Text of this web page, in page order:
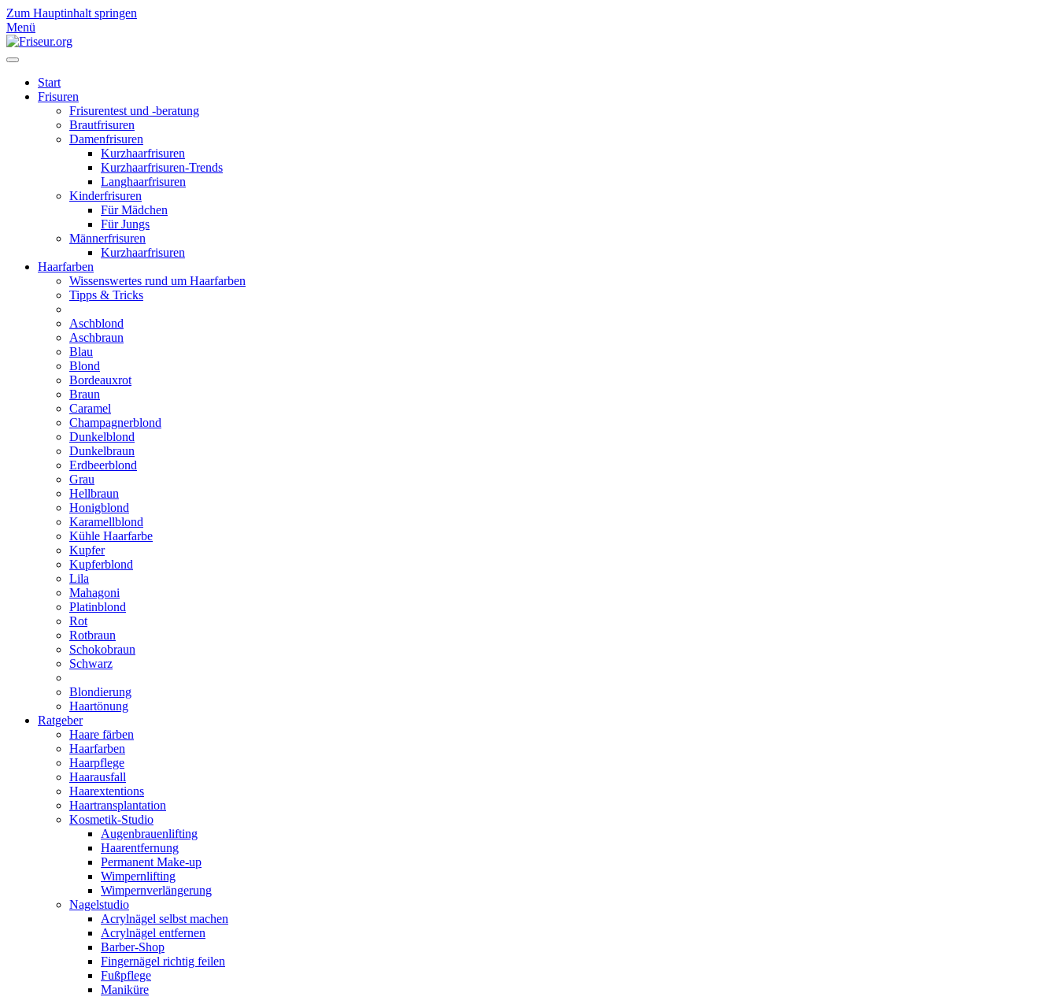
Zum Hauptinhalt springen
Menü
Start
Frisuren
Frisurentest und -beratung
Brautfrisuren
Damenfrisuren
Kurzhaarfrisuren
Kurzhaarfrisuren-Trends
Langhaarfrisuren
Kinderfrisuren
Für Mädchen
Für Jungs
Männerfrisuren
Kurzhaarfrisuren
Haarfarben
Wissenswertes rund um Haarfarben
Tipps & Tricks
Aschblond
Aschbraun
Blau
Blond
Bordeauxrot
Braun
Caramel
Champagnerblond
Dunkelblond
Dunkelbraun
Erdbeerblond
Grau
Hellbraun
Honigblond
Karamellblond
Kühle Haarfarbe
Kupfer
Kupferblond
Lila
Mahagoni
Platinblond
Rot
Rotbraun
Schokobraun
Schwarz
Blondierung
Haartönung
Ratgeber
Haare färben
Haarfarben
Haarpflege
Haarausfall
Haarextentions
Haartransplantation
Kosmetik-Studio
Augenbrauenlifting
Haarentfernung
Permanent Make-up
Wimpernlifting
Wimpernverlängerung
Nagelstudio
Acrylnägel selbst machen
Acrylnägel entfernen
Barber-Shop
Fingernägel richtig feilen
Fußpflege
Maniküre